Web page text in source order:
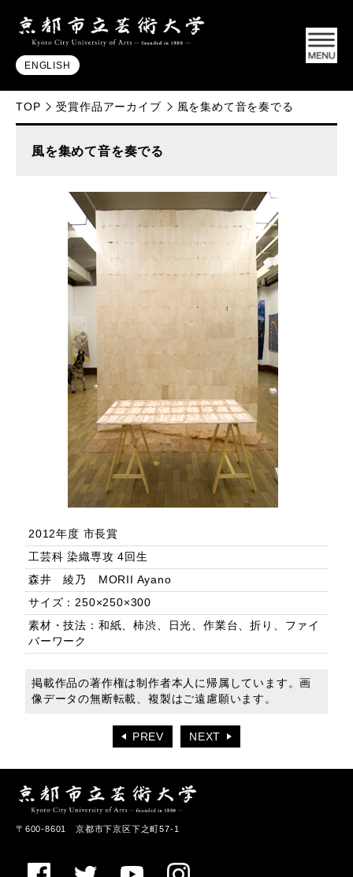
ENGLISH
TOP 受賞作品アーカイブ 風を集めて音を奏でる
風を集めて音を奏でる
2012年度 市長賞
工芸科 染織専攻 4回生
森井 綾乃 MORII Ayano
サイズ：250×250×300
素材・技法：和紙、柿渋、日光、作業台、折り、ファイ
バーワーク
掲載作品の著作権は制作者本人に帰属しています。画
像データの無断転載、複製はご遠慮願います。
PREV NEXT
〒600-8601 京都市下京区下之町57-1